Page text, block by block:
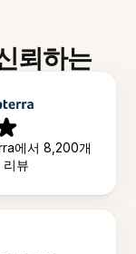
뢰하는
에서 8,200개
리뷰